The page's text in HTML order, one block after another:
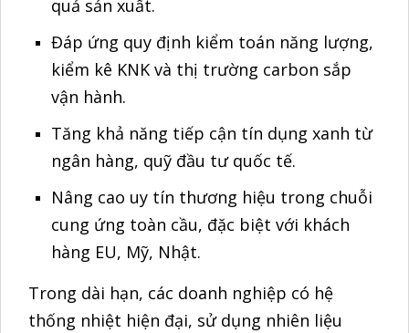
thống nhiệt hiện đại, sử dụng nhiên liệu
sạch và công nghệ quản lý thông minh sẽ có
lợi thế lớn khi Việt Nam tiến tới mục tiêu
Net Zero 2050.
►AHP GROUP - Tiết kiệm năng lượng,
kiến tạo tương lai xanh!